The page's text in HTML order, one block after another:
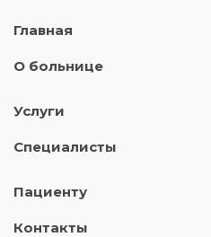
Главная
О больнице
Услуги
Специалисты
Пациенту
Контакты